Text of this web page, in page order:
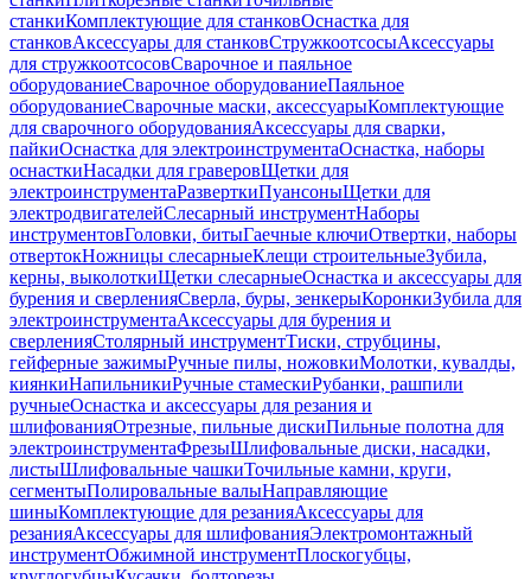
станкиКомплектующие для станковОснастка для
станковАксессуары для станковСтружкоотсосыАксессуары
для стружкоотсосовСварочное и паяльное
оборудованиеСварочное оборудованиеПаяльное
оборудованиеСварочные маски, аксессуарыКомплектующие
для сварочного оборудованияАксессуары для сварки,
пайкиОснастка для электроинструментаОснастка, наборы
оснасткиНасадки для граверовЩетки для
электроинструментаРазверткиПуансоныЩетки для
электродвигателейСлесарный инструментНаборы
инструментовГоловки, битыГаечные ключиОтвертки, наборы
отвертокНожницы слесарныеКлещи строительныеЗубила,
керны, выколоткиЩетки слесарныеОснастка и аксессуары для
бурения и сверленияСверла, буры, зенкерыКоронкиЗубила для
электроинструментаАксессуары для бурения и
сверленияСтолярный инструментТиски, струбцины,
гейферные зажимыРучные пилы, ножовкиМолотки, кувалды,
киянкиНапильникиРучные стамескиРубанки, рашпили
ручныеОснастка и аксессуары для резания и
шлифованияОтрезные, пильные дискиПильные полотна для
электроинструментаФрезыШлифовальные диски, насадки,
листыШлифовальные чашкиТочильные камни, круги,
сегментыПолировальные валыНаправляющие
шиныКомплектующие для резанияАксессуары для
резанияАксессуары для шлифованияЭлектромонтажный
инструментОбжимной инструментПлоскогубцы,